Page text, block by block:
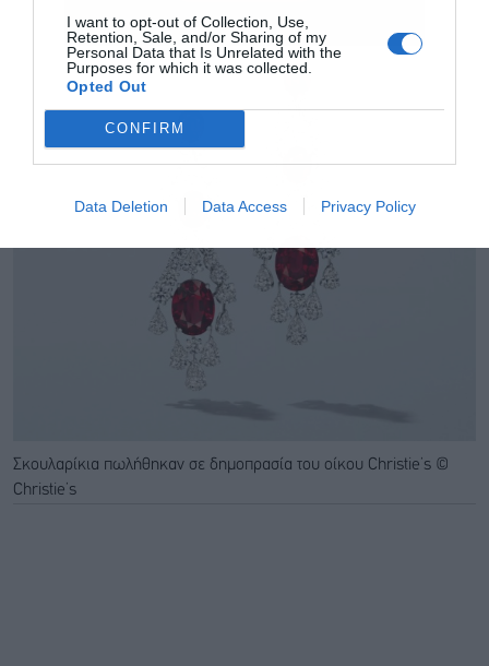
I want to opt-out of Collection, Use,
Retention, Sale, and/or Sharing of my
Personal Data that Is Unrelated with the
Purposes for which it was collected.
Opted Out
CONFIRM
Data Deletion Data Access Privacy Policy
Σκουλαρίκια πωλήθηκαν σε δημοπρασία του οίκου Christie’s ©
Christie’s